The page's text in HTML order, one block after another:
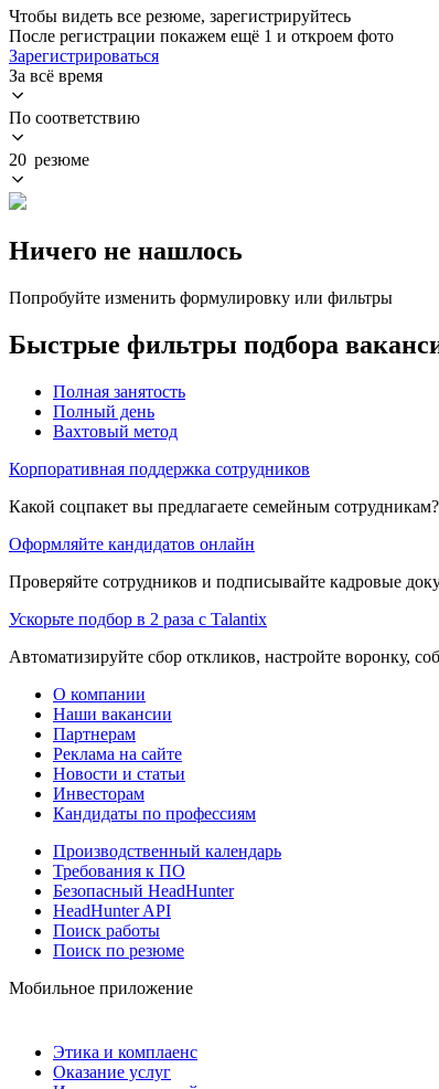
Чтобы видеть все резюме, зарегистрируйтесь
После регистрации покажем ещё 1 и откроем фото
Зарегистрироваться
За всё время
По соответствию
20 резюме
Ничего не нашлось
Попробуйте изменить формулировку или фильтры
Быстрые фильтры подбора
Полная занятость
Полный день
Вахтовый метод
Корпоративная поддержка сотрудников
Какой соцпакет вы предлагаете семейным сотрудникам?
Оформляйте кандидатов онлайн
Проверяйте сотрудников и подписывайте кадровые
Ускорьте подбор в 2 раза с Talantix
Автоматизируйте сбор откликов, настройте воронку,
О компании
Наши вакансии
Партнерам
Реклама на сайте
Новости и статьи
Инвесторам
Кандидаты по профессиям
Производственный календарь
Требования к ПО
Безопасный HeadHunter
HeadHunter API
Поиск работы
Поиск по резюме
Мобильное приложение
Этика и комплаенс
Оказание услуг